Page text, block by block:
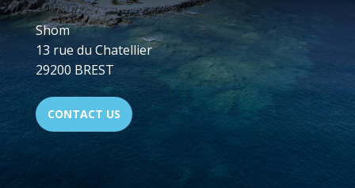
Shom
13 rue du Chatellier
29200 BREST
CONTACT US